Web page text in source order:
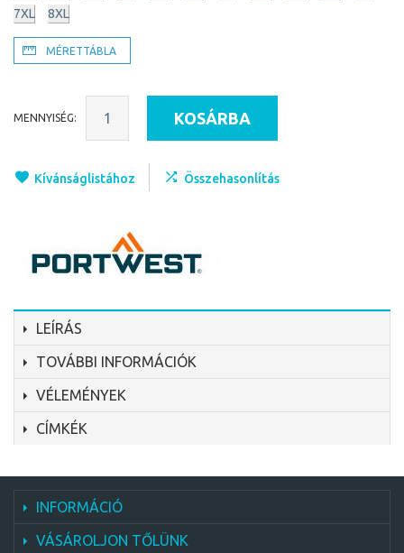
7XL
8XL
MÉRETTÁBLA
MENNYISÉG: KOSÁRBA
Kívánságlistához Összehasonlítás
LEÍRÁS
TOVÁBBI INFORMÁCIÓK
VÉLEMÉNYEK
CÍMKÉK
INFORMÁCIÓ
VÁSÁROLJON TŐLÜNK